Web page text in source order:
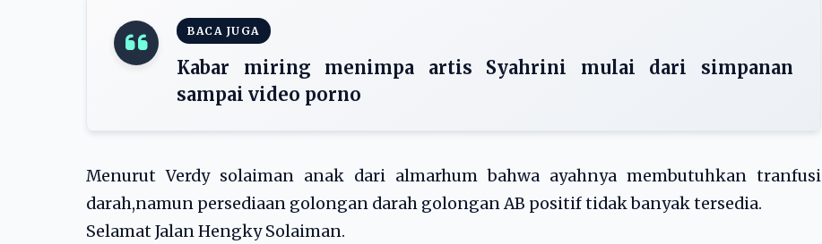
BACA JUGA
Kabar miring menimpa artis Syahrini mulai dari simpanan
sampai video porno
Menurut Verdy solaiman anak dari almarhum bahwa ayahnya membutuhkan tranfusi
darah,namun persediaan golongan darah golongan AB positif tidak banyak tersedia.
Selamat Jalan Hengky Solaiman.